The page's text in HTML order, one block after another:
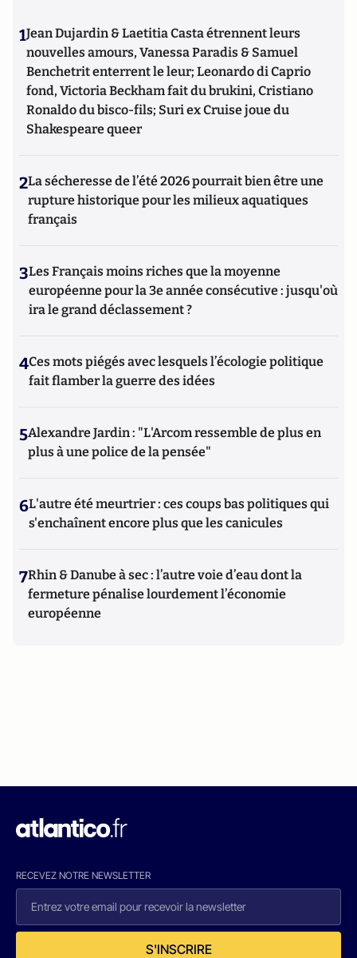
1Jean Dujardin & Laetitia Casta étrennent leurs
nouvelles amours, Vanessa Paradis & Samuel
Benchetrit enterrent le leur; Leonardo di Caprio
fond, Victoria Beckham fait du brukini, Cristiano
Ronaldo du bisco-fils; Suri ex Cruise joue du
Shakespeare queer
2La sécheresse de l’été 2026 pourrait bien être une
rupture historique pour les milieux aquatiques
français
3Les Français moins riches que la moyenne
européenne pour la 3e année consécutive : jusqu'où
ira le grand déclassement ?
4Ces mots piégés avec lesquels l’écologie politique
fait flamber la guerre des idées
5Alexandre Jardin : "L'Arcom ressemble de plus en
plus à une police de la pensée"
6L'autre été meurtrier : ces coups bas politiques qui
s'enchaînent encore plus que les canicules
7Rhin & Danube à sec : l’autre voie d’eau dont la
fermeture pénalise lourdement l’économie
européenne
RECEVEZ NOTRE NEWSLETTER
S'INSCRIRE